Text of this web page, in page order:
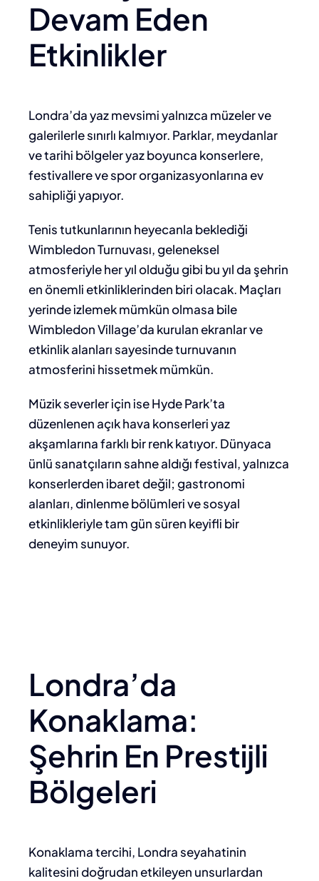
Devam Eden
Etkinlikler
Londra’da yaz mevsimi yalnızca müzeler ve
galerilerle sınırlı kalmıyor. Parklar, meydanlar
ve tarihi bölgeler yaz boyunca konserlere,
festivallere ve spor organizasyonlarına ev
sahipliği yapıyor.
Tenis tutkunlarının heyecanla beklediği
Wimbledon Turnuvası, geleneksel
atmosferiyle her yıl olduğu gibi bu yıl da şehrin
en önemli etkinliklerinden biri olacak. Maçları
yerinde izlemek mümkün olmasa bile
Wimbledon Village’da kurulan ekranlar ve
etkinlik alanları sayesinde turnuvanın
atmosferini hissetmek mümkün.
Müzik severler için ise Hyde Park’ta
düzenlenen açık hava konserleri yaz
akşamlarına farklı bir renk katıyor. Dünyaca
ünlü sanatçıların sahne aldığı festival, yalnızca
konserlerden ibaret değil; gastronomi
alanları, dinlenme bölümleri ve sosyal
etkinlikleriyle tam gün süren keyifli bir
deneyim sunuyor.
Londra’da
Konaklama:
Şehrin En Prestijli
Bölgeleri
Konaklama tercihi, Londra seyahatinin
kalitesini doğrudan etkileyen unsurlardan